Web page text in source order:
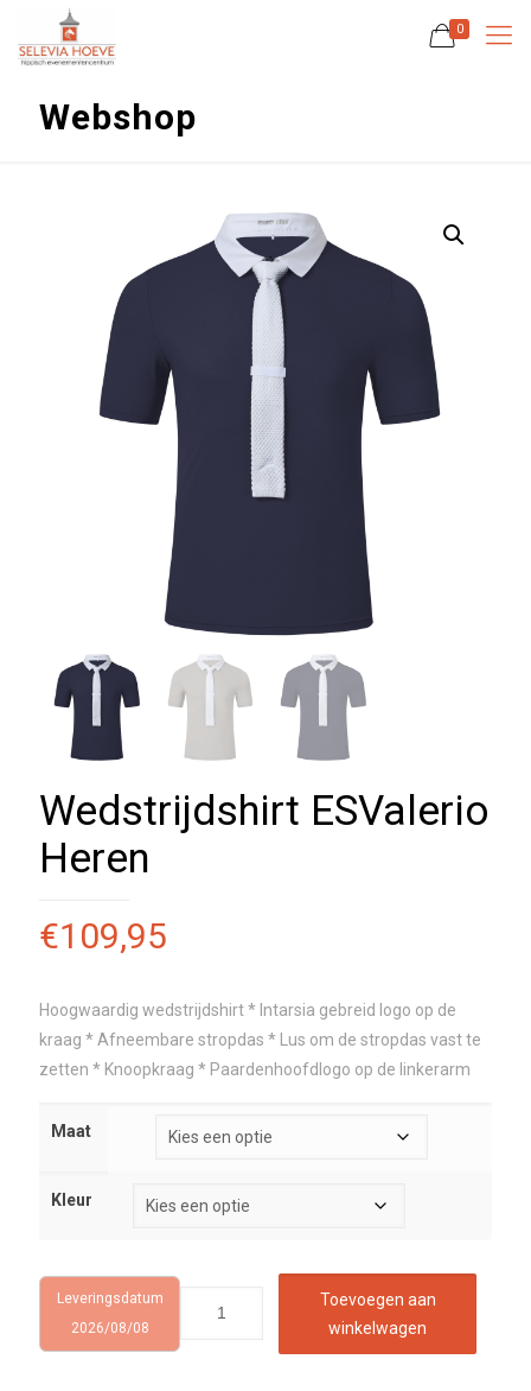
0
Webshop
Wedstrijdshirt ESValerio
Heren
€109,95
Hoogwaardig wedstrijdshirt * Intarsia gebreid logo op de
kraag * Afneembare stropdas * Lus om de stropdas vast te
zetten * Knoopkraag * Paardenhoofdlogo op de linkerarm
Maat
Kleur
Leveringsdatum
2026/08/08
Toevoegen aan
winkelwagen